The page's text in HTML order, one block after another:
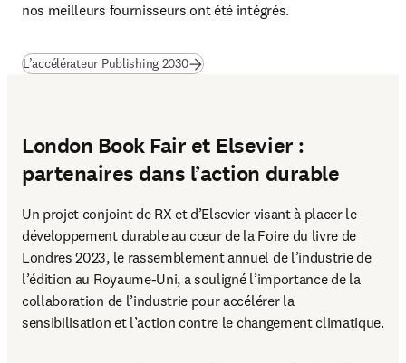
nos meilleurs fournisseurs ont été intégrés.
L’accélérateur Publishing 2030(S’ouvre dans une nouvelle fenêtre
London Book Fair et Elsevier :
partenaires dans l’action durable
Un projet conjoint de RX et d’Elsevier visant à placer le
développement durable au cœur de la Foire du livre de
Londres 2023, le rassemblement annuel de l’industrie de
l’édition au Royaume-Uni, a souligné l’importance de la
collaboration de l’industrie pour accélérer la
sensibilisation et l’action contre le changement climatique.